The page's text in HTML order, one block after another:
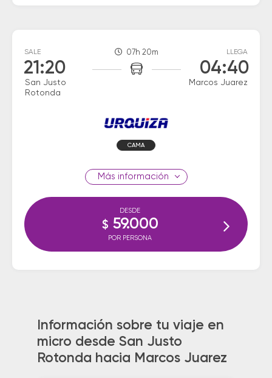
SALE
21:20
San Justo
Rotonda
07h 20m LLEGA
04:40
Marcos Juarez
CAMA
información
DESDE
$ 59.000
POR PERSONA
Información sobre tu viaje en
micro desde San Justo
Rotonda hacia Marcos Juarez